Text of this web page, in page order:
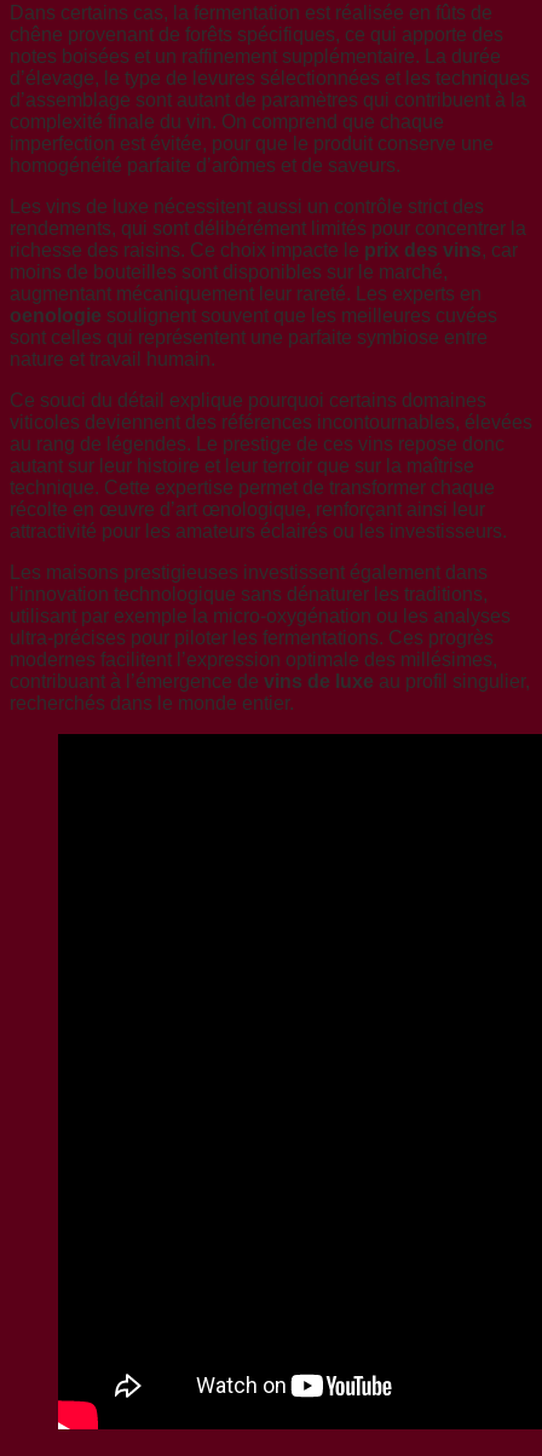
Dans certains cas, la fermentation est réalisée en fûts de
chêne provenant de forêts spécifiques, ce qui apporte des
notes boisées et un raffinement supplémentaire. La durée
d’élevage, le type de levures sélectionnées et les techniques
d’assemblage sont autant de paramètres qui contribuent à la
complexité finale du vin. On comprend que chaque
imperfection est évitée, pour que le produit conserve une
homogénéité parfaite d’arômes et de saveurs.
Les vins de luxe nécessitent aussi un contrôle strict des
rendements, qui sont délibérément limités pour concentrer la
richesse des raisins. Ce choix impacte le prix des vins, car
moins de bouteilles sont disponibles sur le marché,
augmentant mécaniquement leur rareté. Les experts en
oenologie soulignent souvent que les meilleures cuvées
sont celles qui représentent une parfaite symbiose entre
nature et travail humain.
Ce souci du détail explique pourquoi certains domaines
viticoles deviennent des références incontournables, élevées
au rang de légendes. Le prestige de ces vins repose donc
autant sur leur histoire et leur terroir que sur la maîtrise
technique. Cette expertise permet de transformer chaque
récolte en œuvre d’art œnologique, renforçant ainsi leur
attractivité pour les amateurs éclairés ou les investisseurs.
Les maisons prestigieuses investissent également dans
l’innovation technologique sans dénaturer les traditions,
utilisant par exemple la micro-oxygénation ou les analyses
ultra-précises pour piloter les fermentations. Ces progrès
modernes facilitent l’expression optimale des millésimes,
contribuant à l’émergence de vins de luxe au profil singulier,
recherchés dans le monde entier.